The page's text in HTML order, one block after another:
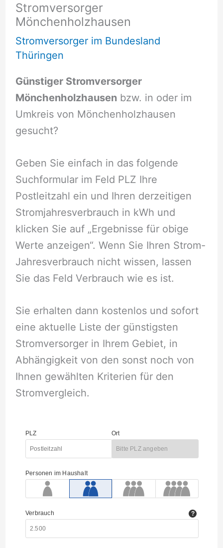
Stromversorger
Mönchenholzhausen
Stromversorger im Bundesland
Thüringen
Günstiger Stromversorger
Mönchenholzhausenbzw. in oder im
Umkreis von Mönchenholzhausen
gesucht?
Geben Sie einfach in das folgende
Suchformular im Feld PLZ Ihre
Postleitzahl ein und Ihren derzeitigen
Stromjahresverbrauch in kWh und
klicken Sie auf „Ergebnisse für obige
Werte anzeigen“. Wenn Sie Ihren Strom-
Jahresverbrauch nicht wissen, lassen
Sie das Feld Verbrauch wie es ist.
Sie erhalten dann kostenlos und sofort
eine aktuelle Liste der günstigsten
Stromversorger in Ihrem Gebiet, in
Abhängigkeit von den sonst noch von
Ihnen gewählten Kriterien für den
Stromvergleich.